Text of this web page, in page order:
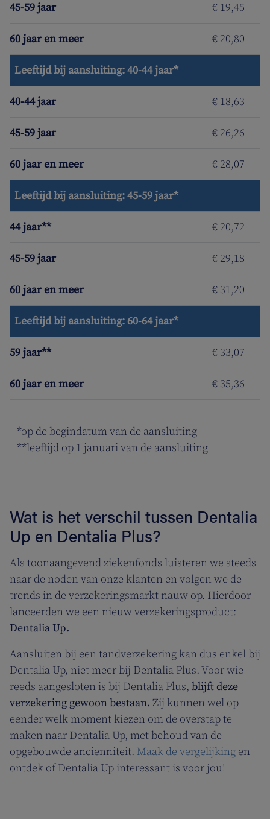
45-59 jaar € 19,45
60 jaar en meer € 20,80
Leeftijd bij aansluiting: 40-44 jaar*
40-44 jaar € 18,63
45-59 jaar € 26,26
60 jaar en meer € 28,07
Leeftijd bij aansluiting: 45-59 jaar*
44 jaar** € 20,72
45-59 jaar € 29,18
60 jaar en meer € 31,20
Leeftijd bij aansluiting: 60-64 jaar*
59 jaar** € 33,07
60 jaar en meer € 35,36
*op de begindatum van de aansluiting
**leeftijd op 1 januari van de aansluiting
Wat is het verschil tussen Dentalia
Up en Dentalia Plus?
Als toonaangevend ziekenfonds luisteren we steeds
naar de noden van onze klanten en volgen we de
trends in de verzekeringsmarkt nauw op. Hierdoor
lanceerden we een nieuw verzekeringsproduct:
Dentalia Up.
Aansluiten bij een tandverzekering kan dus enkel bij
Dentalia Up, niet meer bij Dentalia Plus. Voor wie
reeds aangesloten is bij Dentalia Plus, blijft deze
verzekering gewoon bestaan. Zij kunnen wel op
eender welk moment kiezen om de overstap te
maken naar Dentalia Up, met behoud van de
opgebouwde ancienniteit. Maak de vergelijking en
ontdek of Dentalia Up interessant is voor jou!